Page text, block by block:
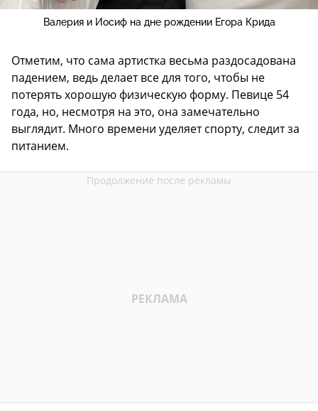
Валерия и Иосиф на дне рождении Егора Крида
Отметим, что сама артистка весьма раздосадована
падением, ведь делает все для того, чтобы не
потерять хорошую физическую форму. Певице 54
года, но, несмотря на это, она замечательно
выглядит. Много времени уделяет спорту, следит за
питанием.